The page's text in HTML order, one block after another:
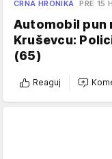
CRNA HRONIKA PRE 15 H
Automobil pun
Kruševcu:
(65)
Reaguj